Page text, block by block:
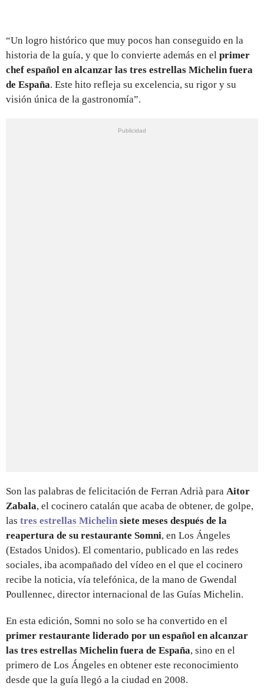
“Un logro histórico que muy pocos han conseguido en la
historia de la guía, y que lo convierte además en el primer
chef español en alcanzar las tres estrellas Michelin fuera
de España. Este hito refleja su excelencia, su rigor y su
visión única de la gastronomía”.
Son las palabras de felicitación de Ferran Adrià para Aitor
Zabala, el cocinero catalán que acaba de obtener, de golpe,
las tres estrellas Michelin siete meses después de la
reapertura de su restaurante Somni, en Los Ángeles
(Estados Unidos). El comentario, publicado en las redes
sociales, iba acompañado del vídeo en el que el cocinero
recibe la noticia, vía telefónica, de la mano de Gwendal
Poullennec, director internacional de las Guías Michelin.
En esta edición, Somni no solo se ha convertido en el
primer restaurante liderado por un español en alcanzar
las tres estrellas Michelin fuera de España, sino en el
primero de Los Ángeles en obtener este reconocimiento
desde que la guía llegó a la ciudad en 2008.